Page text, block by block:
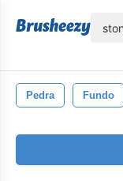
Pedra Fundo